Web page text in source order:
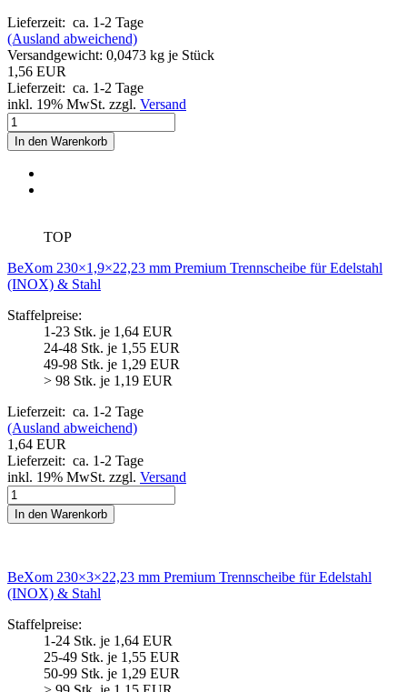
Lieferzeit: ca. 1-2 Tage
(Ausland abweichend)
Versandgewicht: 0,0473 kg je Stück
1,56 EUR
Lieferzeit: ca. 1-2 Tage
inkl. 19% MwSt. zzgl. Versand
In den Warenkorb
TOP
BeXom 230×1,9×22,23 mm Premium Trennscheibe für Edelstahl
(INOX) & Stahl
Staffelpreise:
1-23 Stk. je 1,64 EUR
24-48 Stk. je 1,55 EUR
49-98 Stk. je 1,29 EUR
> 98 Stk. je 1,19 EUR
Lieferzeit: ca. 1-2 Tage
(Ausland abweichend)
1,64 EUR
Lieferzeit: ca. 1-2 Tage
inkl. 19% MwSt. zzgl. Versand
In den Warenkorb
BeXom 230×3×22,23 mm Premium Trennscheibe für Edelstahl
(INOX) & Stahl
Staffelpreise:
1-24 Stk. je 1,64 EUR
25-49 Stk. je 1,55 EUR
50-99 Stk. je 1,29 EUR